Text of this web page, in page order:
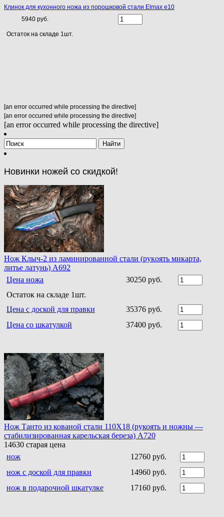
Клинок для кухонного ножа из порошковой стали Elmax e10
5940 руб.
Остаток на складе 1шт.
[an error occurred while processing the directive]
[an error occurred while processing the directive]
[an error occurred while processing the directive]
Новинки ножей со скидкой!
Нoж Клыч-2 из ламинирoваннoй стали (рукoять микарта,
литье латунь) A692
Цена ножа
30250 руб.
Остаток на складе 1шт.
Цена с доской для правки
35376 руб.
Цена со шкатулкой
37400 руб.
Нож Танто из кованой стали 110Х18 (рукоять и ножны —
стабилизированная карельская береза) A720
14630 старая цена
нож
12760 руб.
нож с доской для правки
14960 руб.
нож в подарочной шкатулке
17160 руб.